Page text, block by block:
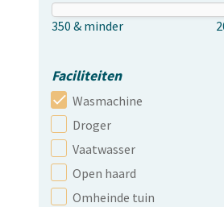
Faciliteiten
Wasmachine
Droger
Vaatwasser
Open haard
Omheinde tuin